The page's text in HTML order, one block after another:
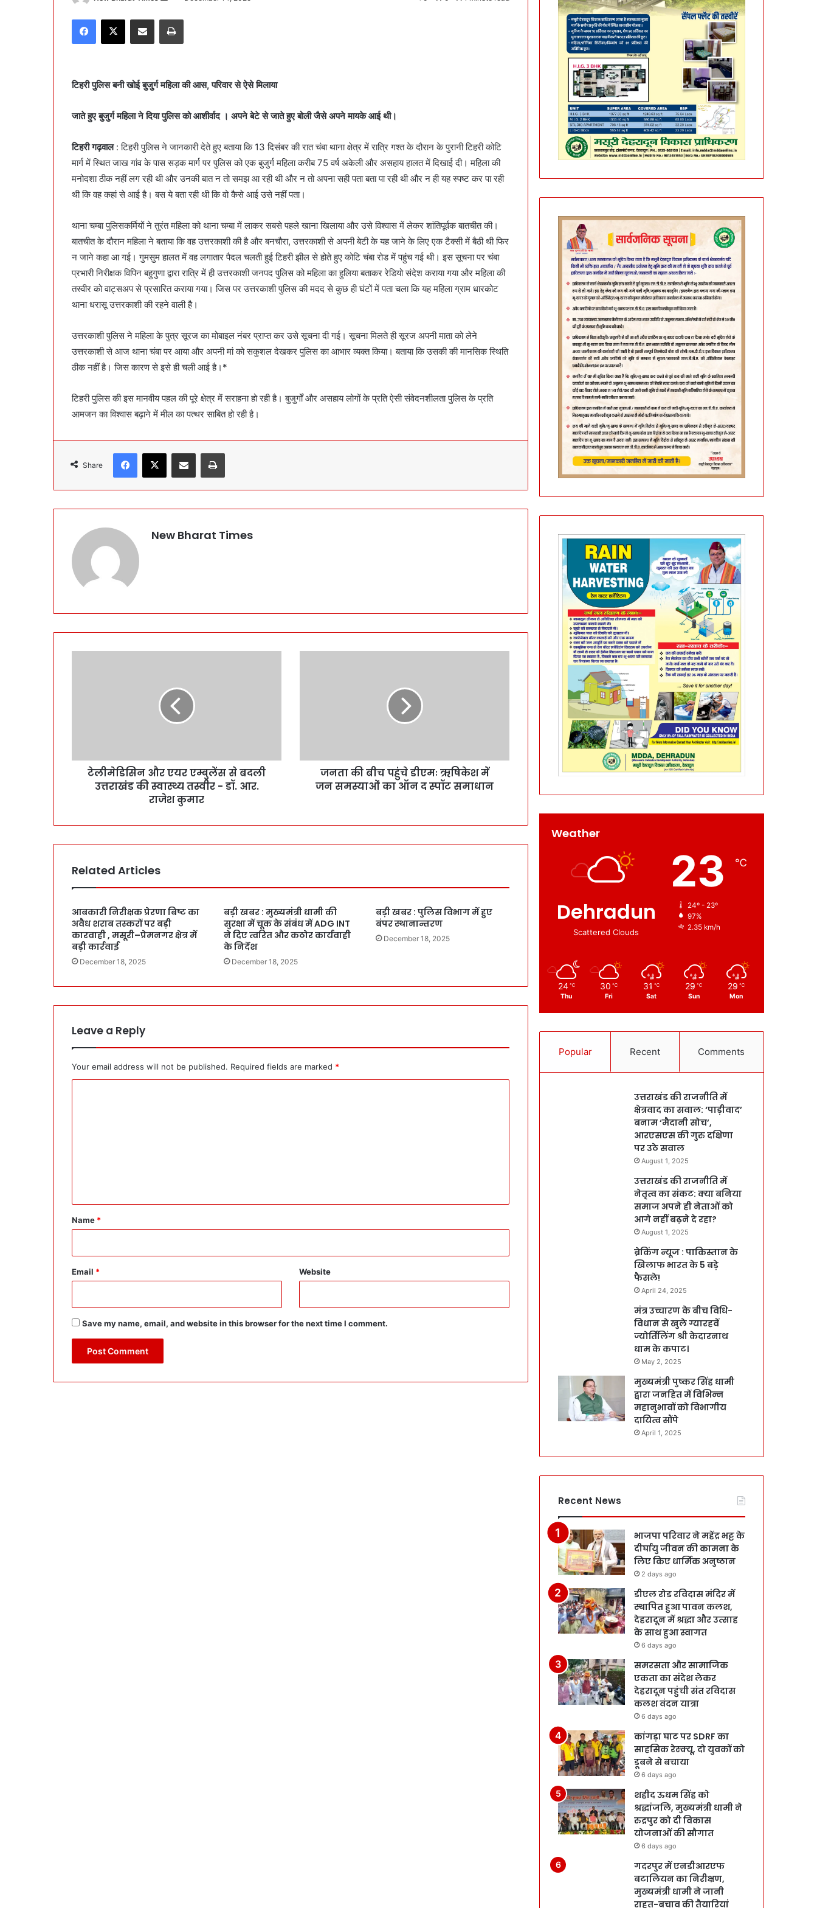
n
d
e
a
l
टिहरी पुलिस बनी खोई बुजुर्ग महिला की आस, परिवार से ऐसे मिलाया
जाते हुए बुजुर्ग महिला ने दिया पुलिस को आशीर्वाद । अपने बेटे से जाते हुए बोली जैसे अपने मायके आई थी।
टिहरी गढ़वाल: टिहरी पुलिस ने जानकारी देते हुए बताया कि 13 दिसंबर की रात चंबा थाना क्षेत्र में रात्रि गश्त के दौरान के पुरानी टिहरी कोटि
मार्ग में स्थित जाख गांव के पास सड़क मार्ग पर पुलिस को एक बुजुर्ग महिला करीब 75 वर्ष अकेली और असहाय हालत में दिखाई दी। महिला की
मनोदशा ठीक नहीं लग रही थी और उनकी बात न तो समझ आ रही थी और न तो अपना सही पता बता पा रही थी और न ही यह स्पष्ट कर पा रही
थी कि वह कहां से आई है। बस ये बता रही थी कि वो कैसे आई उसे नहीं पता।
थाना चम्बा पुलिसकर्मियों ने तुरंत महिला को थाना चम्बा में लाकर सबसे पहले खाना खिलाया और उसे विश्वास में लेकर शांतिपूर्वक बातचीत की।
बातचीत के दौरान महिला ने बताया कि वह उत्तरकाशी की है और बनचौरा, उत्तरकाशी से अपनी बेटी के यह जाने के लिए एक टैक्सी में बैठी थी फिर
न जाने कहा आ गई। गुमसुम हालत में वह लगातार पैदल चलती हुई टिहरी झील से होते हुए कोटि चंबा रोड में पहुंच गई थी। इस सूचना पर चंबा
प्रभारी निरीक्षक विपिन बहुगुणा द्वारा रात्रि में ही उत्तरकाशी जनपद पुलिस को महिला का हुलिया बताकर रेडियो संदेश कराया गया और महिला की
तस्वीर को वाट्सअप से प्रसारित कराया गया। जिस पर उत्तरकाशी पुलिस की मदद से कुछ ही घंटों में पता चला कि यह महिला ग्राम धारकोट
थाना धरासू उत्तरकाशी की रहने वाली है।
उत्तरकाशी पुलिस ने महिला के पुत्र सूरज का मोबाइल नंबर प्राप्त कर उसे सूचना दी गई। सूचना मिलते ही सूरज अपनी माता को लेने
उत्तरकाशी से आज थाना चंबा पर आया और अपनी मां को सकुशल देखकर पुलिस का आभार व्यक्त किया। बताया कि उसकी की मानसिक स्थिति
ठीक नहीं है। जिस कारण से इसे ही चली आई है।*
टिहरी पुलिस की इस मानवीय पहल की पूरे क्षेत्र में सराहना हो रही है। बुजुर्गों और असहाय लोगों के प्रति ऐसी संवेदनशीलता पुलिस के प्रति
आमजन का विश्वास बढ़ाने में मील का पत्थर साबित हो रही है।
Share
New Bharat Times
टेलीमेडिसिन और एयर एम्बुलेंस से बदली
उत्तराखंड की स्वास्थ्य तस्वीर - डॉ. आर.
राजेश कुमार
जनता की बीच पहुंचे डीएमः ऋषिकेश में
जन समस्याओं का ऑन द स्पॉट समाधान
Related Articles
आबकारी निरीक्षक प्रेरणा बिष्ट का
अवैध शराब तस्करों पर बड़ी
कारवाही , मसूरी–प्रेमनगर क्षेत्र में
बड़ी कार्रवाई
December 18, 2025
बड़ी खबर : मुख्यमंत्री धामी की
सुरक्षा में चूक के संबंध में ADG INT
ने दिए त्वरित और कठोर कार्यवाही
के निर्देश
December 18, 2025
बड़ी खबर : पुलिस विभाग में हुए
बंपर स्थानान्तरण
December 18, 2025
Leave a Reply
Your email address will not be published. Required fields are marked *
*
Name *
Email * Website
Save my name, email, and website in this browser for the next time I comment.
Weather
Dehradun
Scattered Clouds
23 ℃
24º - 23º
97%
2.35 km/h
24 ℃
Thu
30 ℃
Fri
31 ℃
Sat
29 ℃
Sun
29 ℃
Mon
Popular Recent Comments
उत्तराखंड की राजनीति में
क्षेत्रवाद का सवाल: ‘पाड़ीवाद’
बनाम ‘मैदानी सोच’,
आरएसएस की गुरु दक्षिणा
पर उठे सवाल
August 1, 2025
उत्तराखंड की राजनीति में
नेतृत्व का संकट: क्या बनिया
समाज अपने ही नेताओं को
आगे नहीं बढ़ने दे रहा?
August 1, 2025
ब्रेकिंग न्यूज : पाकिस्तान के
खिलाफ भारत के 5 बड़े
फैसले!
April 24, 2025
मंत्र उच्चारण के बीच विधि-
विधान से खुले ग्यारहवें
ज्योर्तिलिंग श्री केदारनाथ
धाम के कपाट।
May 2, 2025
मुख्यमंत्री पुष्कर सिंह धामी
द्वारा जनहित में विभिन्न
महानुभावों को विभागीय
दायित्व सौंपे
April 1, 2025
Recent News
भाजपा परिवार ने महेंद्र भट्ट के
दीर्घायु जीवन की कामना के
लिए किए धार्मिक अनुष्ठान
2 days ago
डीएल रोड रविदास मंदिर में
स्थापित हुआ पावन कलश,
देहरादून में श्रद्धा और उत्साह
के साथ हुआ स्वागत
6 days ago
समरसता और सामाजिक
एकता का संदेश लेकर
देहरादून पहुंची संत रविदास
कलश वंदन यात्रा
6 days ago
कांगड़ा घाट पर SDRF का
साहसिक रेस्क्यू, दो युवकों को
डूबने से बचाया
6 days ago
शहीद ऊधम सिंह को
श्रद्धांजलि, मुख्यमंत्री धामी ने
रुद्रपुर को दी विकास
योजनाओं की सौगात
6 days ago
गदरपुर में एनडीआरएफ
बटालियन का निरीक्षण,
मुख्यमंत्री धामी ने जानी
राहत-बचाव की तैयारियां